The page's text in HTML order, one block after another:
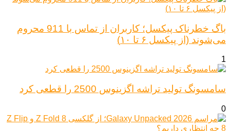
باگ خطرناک پیکسل؛ کاربران از تماس با 911 محروم
می‌شوند (از پیکسل ۶ تا ۱۰)
1
سامسونگ تولید تراشه اگزینوس 2500 را قطعی کرد
0